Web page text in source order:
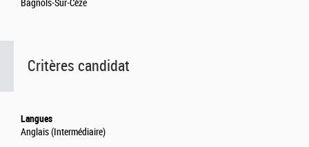
Bagnols-Sur-Cèze
Critères candidat
Langues
Anglais (Intermédiaire)